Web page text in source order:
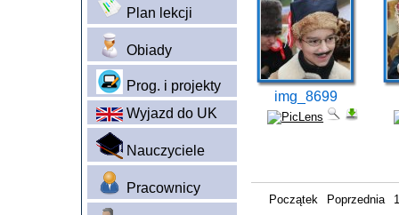
Plan lekcji
Obiady
Prog. i projekty
Wyjazd do UK
Nauczyciele
Pracownicy
img_8699
Początek Poprzednia